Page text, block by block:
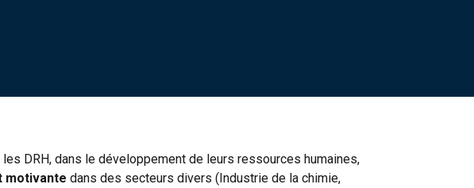
DRH, dans le développement de leurs ressources humaines,
motivante dans des secteurs divers (Industrie de la chimie,